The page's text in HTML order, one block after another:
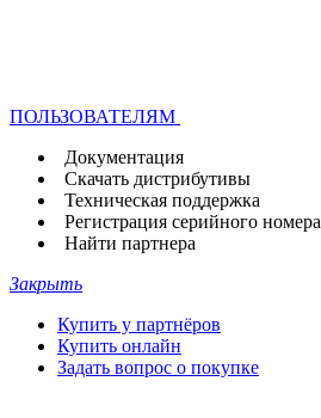
ПОЛЬЗОВАТЕЛЯМ
Документация
Скачать дистрибутивы
Техническая поддержка
Регистрация серийного номера
Найти партнера
Закрыть
Купить у партнёров
Купить онлайн
Задать вопрос о покупке